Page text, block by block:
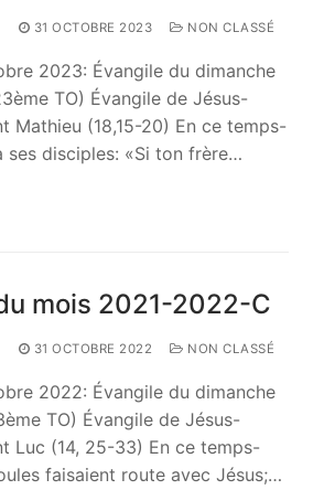
31 OCTOBRE 2023 NON CLASSÉ
2023: Évangile du dimanche
TO) Évangile de Jésus-
Mathieu (18,15-20) En ce temps-
ses disciples: «Si ton frère…
mois 2021-2022-C
31 OCTOBRE 2022 NON CLASSÉ
2022: Évangile du dimanche
TO) Évangile de Jésus-
Luc (14, 25-33) En ce temps-
faisaient route avec Jésus;…